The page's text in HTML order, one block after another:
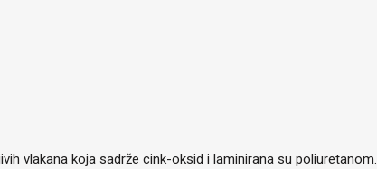
vlakana koja sadrže cink-oksid i laminirana su poliuretanom.